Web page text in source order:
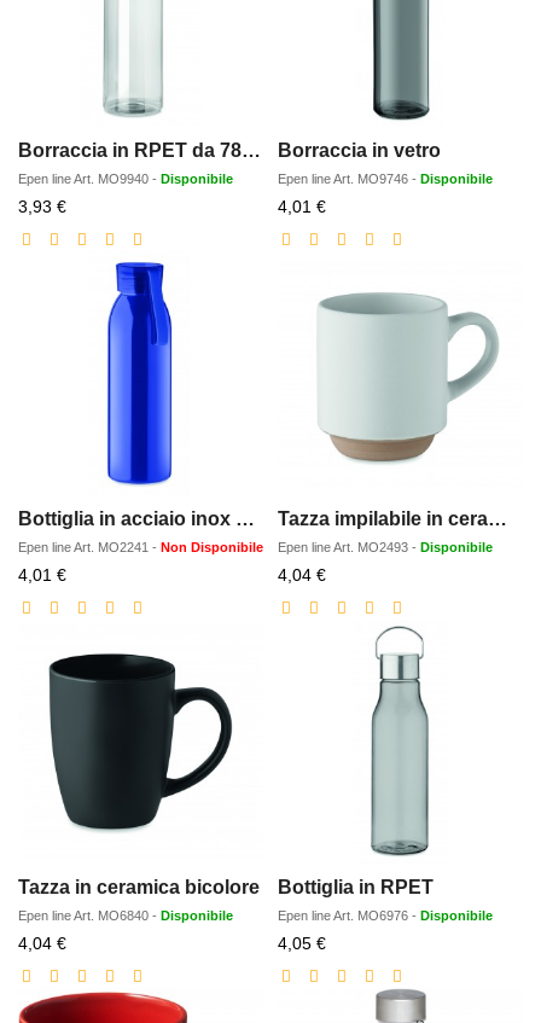
Borraccia in RPET da 780ml
Epen lineArt. MO9940 - Disponibile
3,93 €Prezzo
scontato
Borraccia in vetro
Epen lineArt. MO9746 - Disponibile
4,01 €Prezzo
scontato
Bottiglia in acciaio inox 650ml
Epen lineArt. MO2241 - Non Disponibile
4,01 €Prezzo
scontato
Tazza impilabile in ceramica da 17
Epen lineArt. MO2493 - Disponibile
4,04 €Prezzo
scontato
Tazza in ceramica bicolore
Epen lineArt. MO6840 - Disponibile
4,04 €Prezzo
scontato
Bottiglia in RPET
Epen lineArt. MO6976 - Disponibile
4,05 €Prezzo
scontato